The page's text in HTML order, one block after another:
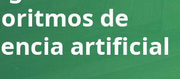
de
artificial